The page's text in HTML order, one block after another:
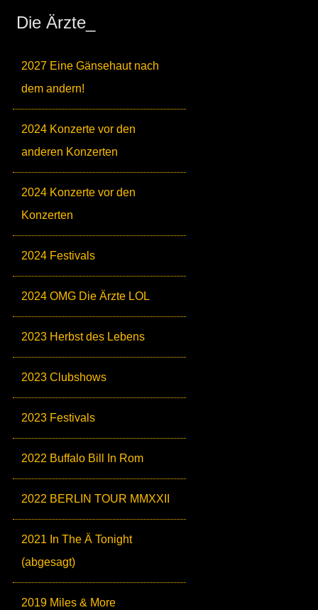
Die Ärzte_
2027 Eine Gänsehaut nach
dem andern!
2024 Konzerte vor den
anderen Konzerten
2024 Konzerte vor den
Konzerten
2024 Festivals
2024 OMG Die Ärzte LOL
2023 Herbst des Lebens
2023 Clubshows
2023 Festivals
2022 Buffalo Bill In Rom
2022 BERLIN TOUR MMXXII
2021 In The Ä Tonight
(abgesagt)
2019 Miles & More